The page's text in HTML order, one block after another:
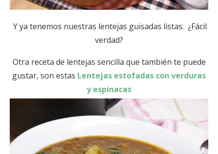
Y ya tenemos nuestras lentejas guisadas listas. ¿Fácil
verdad?
Otra receta de lentejas sencilla que también te puede
gustar, son estas Lentejas estofadas con verduras
y espinacas